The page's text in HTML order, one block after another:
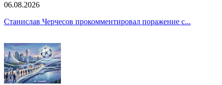
06.08.2026
Станислав Черчесов прокомментировал поражение с...